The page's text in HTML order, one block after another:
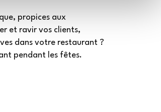
propices aux
et ravir vos clients,
dans votre restaurant ?
pendant les fêtes.